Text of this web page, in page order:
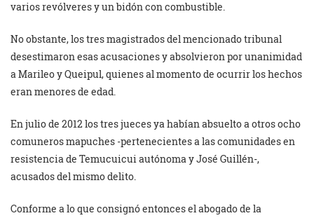
varios revólveres y un bidón con combustible.
No obstante, los tres magistrados del mencionado tribunal
desestimaron esas acusaciones y absolvieron por unanimidad
a Marileo y Queipul, quienes al momento de ocurrir los hechos
eran menores de edad.
En julio de 2012 los tres jueces ya habían absuelto a otros ocho
comuneros mapuches -pertenecientes a las comunidades en
resistencia de Temucuicui autónoma y José Guillén-,
acusados del mismo delito.
Conforme a lo que consignó entonces el abogado de la